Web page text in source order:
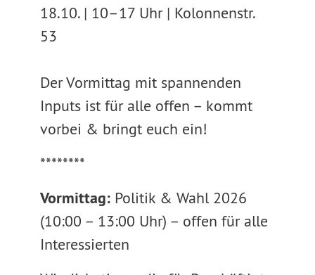
18.10. | 10–17 Uhr | Kolonnenstr.
53
Der Vormittag mit spannenden
Inputs ist für alle offen – kommt
vorbei & bringt euch ein!
********
Vormittag:Politik & Wahl 2026
(10:00 – 13:00 Uhr) – offen für alle
Interessierten